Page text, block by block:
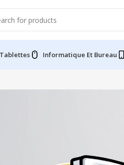
Informatique Et Bureau